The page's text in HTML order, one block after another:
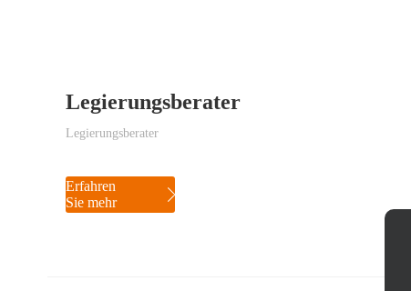
Legierungsberater
Legierungsberater
Erfahren
Sie mehr